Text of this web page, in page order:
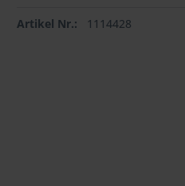
Artikel Nr.: 1114428